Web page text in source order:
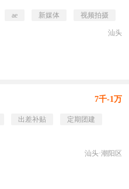
ae 新媒体 视频拍摄
汕头
7千-1万
出差补贴
定期团建
汕头·潮阳区